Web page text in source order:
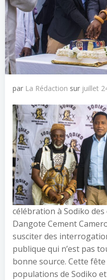
par La Rédaction sur juillet
célébration à Sodiko
Dangote Cement
susciter des
publique qui n’est pas
bonne source. Cette
populations de Sodiko